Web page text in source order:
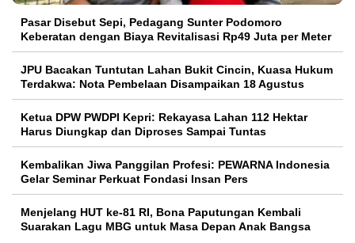
Pasar Disebut Sepi, Pedagang Sunter Podomoro
Keberatan dengan Biaya Revitalisasi Rp49 Juta per Meter
JPU Bacakan Tuntutan Lahan Bukit Cincin, Kuasa Hukum
Terdakwa: Nota Pembelaan Disampaikan 18 Agustus
Ketua DPW PWDPI Kepri: Rekayasa Lahan 112 Hektar
Harus Diungkap dan Diproses Sampai Tuntas
Kembalikan Jiwa Panggilan Profesi: PEWARNA Indonesia
Gelar Seminar Perkuat Fondasi Insan Pers
Menjelang HUT ke-81 RI, Bona Paputungan Kembali
Suarakan Lagu MBG untuk Masa Depan Anak Bangsa